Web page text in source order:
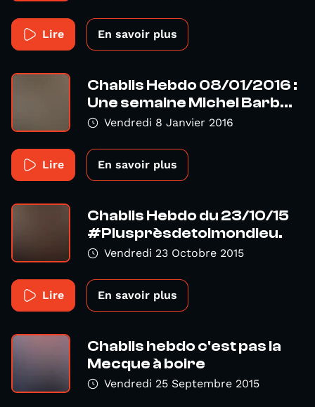
Lire En savoir plus
Chablis Hebdo 08/01/2016 :
Une semaine Michel Barb...
Vendredi 8 Janvier 2016
Lire En savoir plus
Chablis Hebdo du 23/10/15
#Plusprèsdetoimondieu.
Vendredi 23 Octobre 2015
Lire En savoir plus
Chablis hebdo c'est pas la
Mecque à boire
Vendredi 25 Septembre 2015